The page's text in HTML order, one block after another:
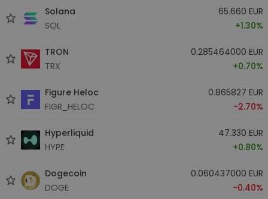
Solana
SOL
65.660 EUR
+1.30%
TRON
TRX
0.285464000 EUR
+0.70%
Figure Heloc
FIGR_HELOC
0.865827 EUR
-2.70%
Hyperliquid
HYPE
47.330 EUR
+0.80%
Dogecoin
DOGE
0.060437000 EUR
-0.40%